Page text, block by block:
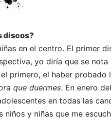
discos?
en el centro. El primer
yo diría que se nota
primero, el haber
que duermes. En enero
en todas las
y niñas que me